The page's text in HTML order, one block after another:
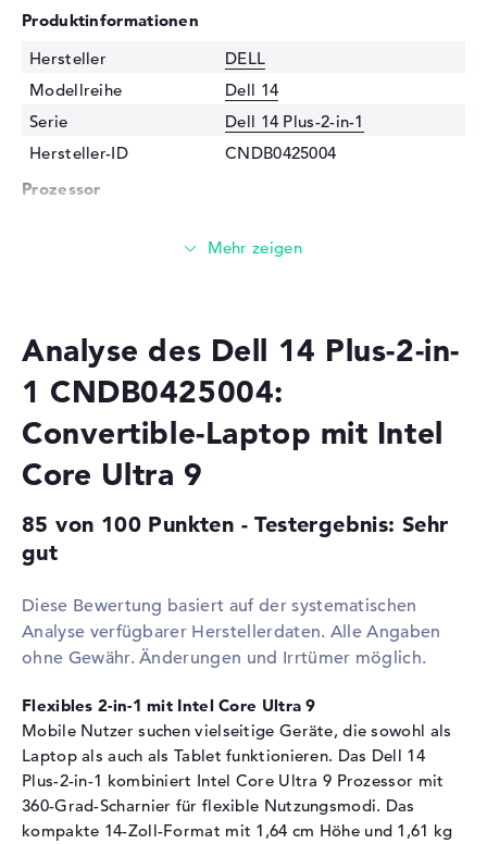
Produktinformationen
Hersteller
DELL
Modellreihe
Dell 14
Serie
Dell 14 Plus-2-in-1
Hersteller-ID
CNDB0425004
Prozessor
GHz
Cache
12 MB (L3-Cache)
Grafikkarte
RAM
1. Steckplatz
Installiert
32 GB
Technologie
Festplatte
1 TB SSD
Schnittstelle
PCIe
Laufwerks-Typ
ohne Laufwerk
Display
Display-Typ
14" TFT
Max. Auflösung
1920 x 1200
Analyse des Dell 14 Plus-2-in-
1 CNDB0425004:
Convertible-Laptop mit Intel
Core Ultra 9
85 von 100 Punkten - Testergebnis: Sehr
gut
Diese Bewertung basiert auf der systematischen
Analyse verfügbarer Herstellerdaten. Alle Angaben
ohne Gewähr. Änderungen und Irrtümer möglich.
Flexibles 2-in-1 mit Intel Core Ultra 9
Mobile Nutzer suchen vielseitige Geräte, die sowohl als
Laptop als auch als Tablet funktionieren. Das Dell 14
Plus-2-in-1 kombiniert Intel Core Ultra 9 Prozessor mit
360-Grad-Scharnier für flexible Nutzungsmodi. Das
kompakte 14-Zoll-Format mit 1,64 cm Höhe und 1,61 kg